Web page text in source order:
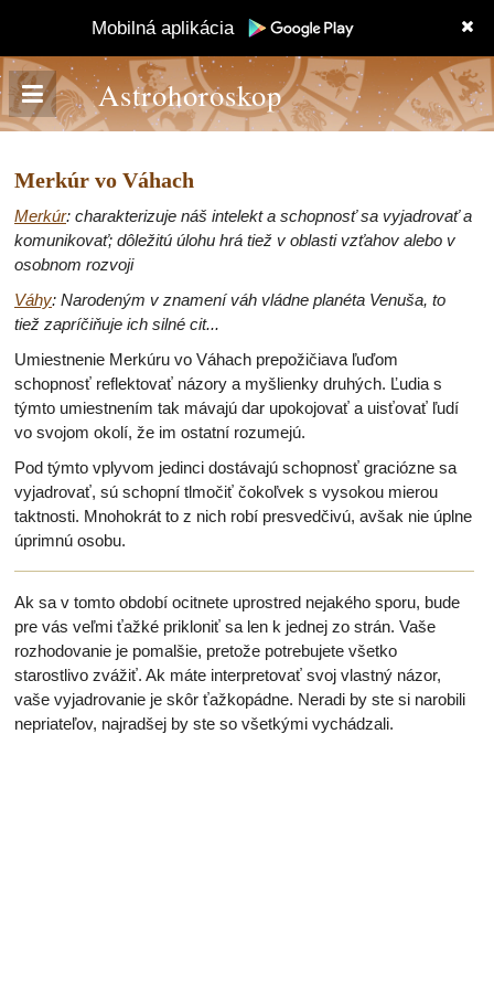
Mobilná aplikácia
Astrohoroskop
Merkúr vo Váhach
Merkúr: charakterizuje náš intelekt a schopnosť sa vyjadrovať a
komunikovať; dôležitú úlohu hrá tiež v oblasti vzťahov alebo v
osobnom rozvoji
Váhy: Narodeným v znamení váh vládne planéta Venuša, to
tiež zapríčiňuje ich silné cit...
Umiestnenie Merkúru vo Váhach prepožičiava ľuďom
schopnosť reflektovať názory a myšlienky druhých. Ľudia s
týmto umiestnením tak mávajú dar upokojovať a uisťovať ľudí
vo svojom okolí, že im ostatní rozumejú.
Pod týmto vplyvom jedinci dostávajú schopnosť graciózne sa
vyjadrovať, sú schopní tlmočiť čokoľvek s vysokou mierou
taktnosti. Mnohokrát to z nich robí presvedčivú, avšak nie úplne
úprimnú osobu.
Ak sa v tomto období ocitnete uprostred nejakého sporu, bude
pre vás veľmi ťažké prikloniť sa len k jednej zo strán. Vaše
rozhodovanie je pomalšie, pretože potrebujete všetko
starostlivo zvážiť. Ak máte interpretovať svoj vlastný názor,
vaše vyjadrovanie je skôr ťažkopádne. Neradi by ste si narobili
nepriateľov, najradšej by ste so všetkými vychádzali.